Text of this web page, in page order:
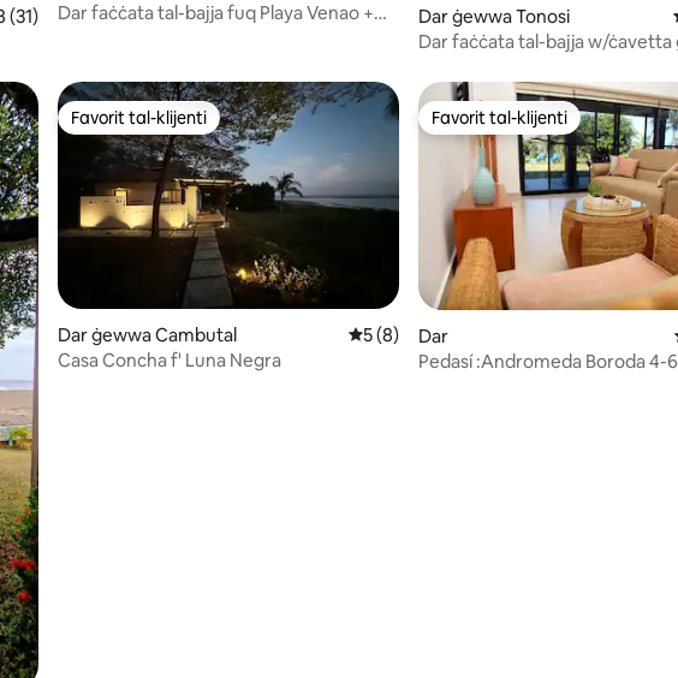
medju ta' 4.68 minn 5, skont dan-numru ta' reviews: 31
(31)
Dar faċċata tal-bajja fuq Playa Venao +
Dar ġewwa Tonosi
Dar faċċata tal-bajja w/ċavetta
Favorit tal-klijenti
Favorit tal-klijenti
Dar ġewwa Cambutal Rating medju ta' 5 minn 5, skont dan-
5 (8)
Casa Concha f' Luna Negra
Favorit tal-klijenti
Favorit tal-klijenti
Dar
Pedasí :Andromeda Boroda 4-6